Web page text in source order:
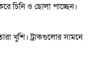
চিনি ও ছোলা পাচ্ছেন।
খুশি। ট্রাকগুলোর সামনে